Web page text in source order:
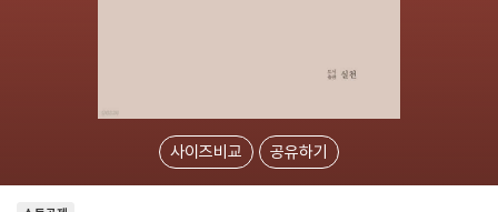
사이즈비교 공유하기